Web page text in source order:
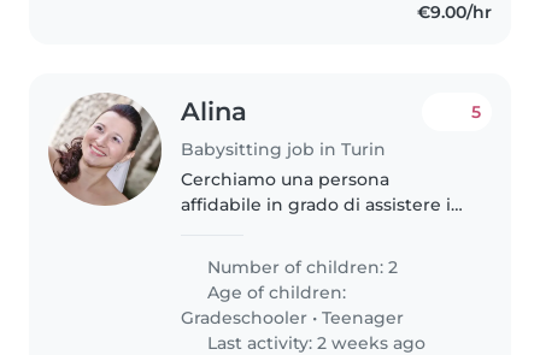
€9.00/hr
Alina
Babysitting job in Turin
5
Cerchiamo una persona
affidabile in grado di assistere i
scolare e l'altro adolescente –
durante il pomeriggio. La
persona ideale dovrebbe essere
a..
Number of children: 2
Age of children:
Gradeschooler •Teenager
Last activity: 2 weeks ago